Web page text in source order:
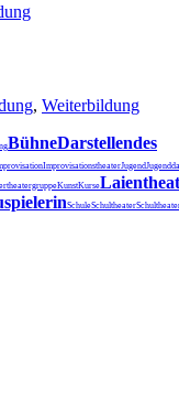
, Weiterbildung
BühneDarstellendes
ImprovisationstheaterJugend
KunstKurse
SchuleSchultheater